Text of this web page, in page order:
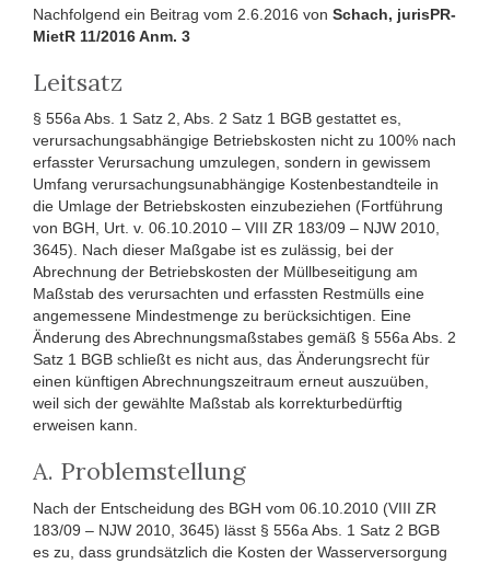
Nachfolgend ein Beitrag vom 2.6.2016 von Schach, jurisPR-
MietR 11/2016 Anm. 3
Leitsatz
§ 556a Abs. 1 Satz 2, Abs. 2 Satz 1 BGB gestattet es,
verursachungsabhängige Betriebskosten nicht zu 100% nach
erfasster Verursachung umzulegen, sondern in gewissem
Umfang verursachungsunabhängige Kostenbestandteile in
die Umlage der Betriebskosten einzubeziehen (Fortführung
von BGH, Urt. v. 06.10.2010 – VIII ZR 183/09 – NJW 2010,
3645). Nach dieser Maßgabe ist es zulässig, bei der
Abrechnung der Betriebskosten der Müllbeseitigung am
Maßstab des verursachten und erfassten Restmülls eine
angemessene Mindestmenge zu berücksichtigen. Eine
Änderung des Abrechnungsmaßstabes gemäß § 556a Abs. 2
Satz 1 BGB schließt es nicht aus, das Änderungsrecht für
einen künftigen Abrechnungszeitraum erneut auszuüben,
weil sich der gewählte Maßstab als korrekturbedürftig
erweisen kann.
A. Problemstellung
Nach der Entscheidung des BGH vom 06.10.2010 (VIII ZR
183/09 – NJW 2010, 3645) lässt § 556a Abs. 1 Satz 2 BGB
es zu, dass grundsätzlich die Kosten der Wasserversorgung